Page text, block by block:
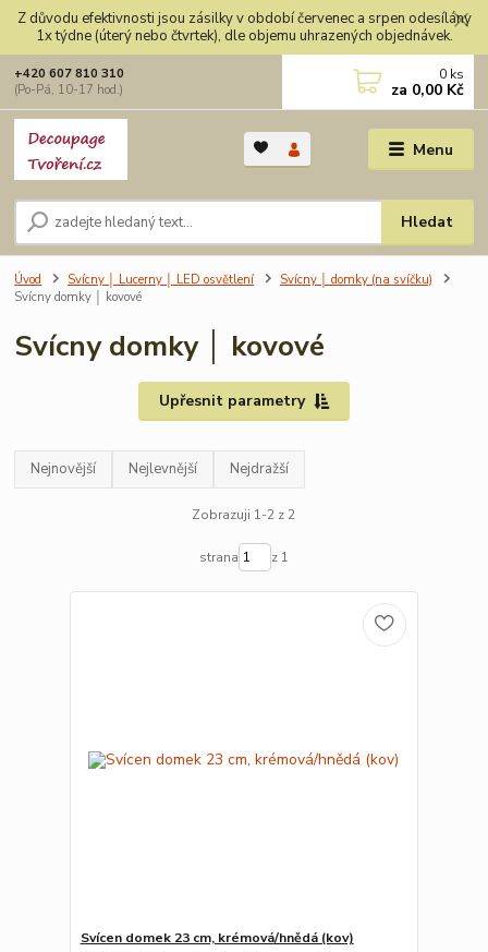
Z důvodu efektivnosti jsou zásilky v období červenec a srpen odesílány
1x týdne (úterý nebo čtvrtek), dle objemu uhrazených objednávek.
Menu
Hledat
+420 607 810 310
(Po-Pá, 10-17 hod.)
0 ks
za 0,00 Kč
Úvod Svícny │ Lucerny │ LED osvětlení
Svícny │ domky (na svíčku)
Svícny domky │ kovové
Svícny domky │ kovové
Upřesnit parametry
Nejnovější Nejlevnější Nejdražší
Zobrazuji 1-2 z 2
strana z 1
Svícen domek 23 cm, krémová/hnědá (kov)